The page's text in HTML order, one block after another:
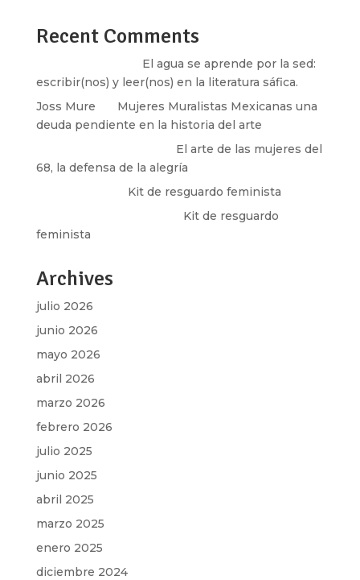
Recent Comments
El agua se aprende por la sed:
escribir(nos) y leer(nos) en la literatura sáfica.
Joss Mure
Mujeres Muralistas Mexicanas una
deuda pendiente en la historia del arte
El arte de las mujeres del
68, la defensa de la alegría
Kit de resguardo feminista
Kit de resguardo
feminista
Archives
julio 2026
junio 2026
mayo 2026
abril 2026
marzo 2026
febrero 2026
julio 2025
junio 2025
abril 2025
marzo 2025
enero 2025
diciembre 2024